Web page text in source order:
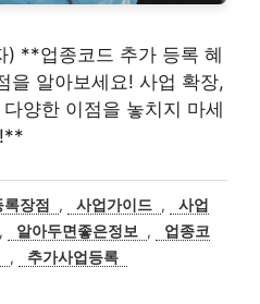
**업종코드 추가 등록 혜
을 알아보세요! 사업 확장,
양한 이점을 놓치지 마세
장점 , 사업가이드 ,
사업
, 알아두면좋은정보 ,
업종코
, 추가사업등록